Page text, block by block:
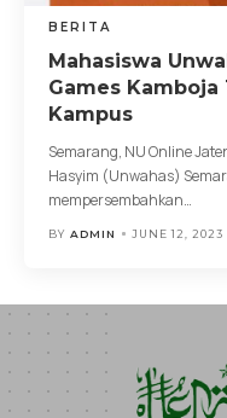
BERITA
Mahasiswa
Games
Kampus
Semarang, NU Online
Hasyim (Unwahas)
mempersembahkan…
BY ADMIN JUNE 12, 2023